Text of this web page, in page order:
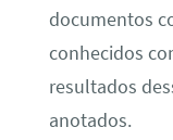
documentos
conhecidos
resultados
anotados.